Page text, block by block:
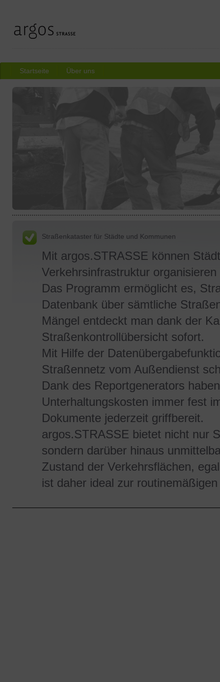
Startseite Über uns
Straßenkataster für Städte und Kommunen
Mit argos.STRASSE können
Verkehrsinfrastruktur
Das Programm ermöglicht es,
Datenbank über sämtliche
Mängel entdeckt man dank der
Straßenkontrollübersicht sofort.
Mit Hilfe der
Straßennetz vom Außendienst
Dank des Reportgenerators
Unterhaltungskosten immer fest
Dokumente jederzeit griffbereit.
argos.STRASSE bietet nicht nur
sondern darüber hinaus
Zustand der Verkehrsflächen,
ist daher ideal zur